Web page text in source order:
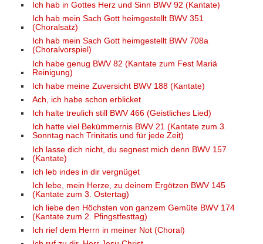
Ich hab in Gottes Herz und Sinn BWV 92 (Kantate)
Ich hab mein Sach Gott heimgestellt BWV 351
(Choralsatz)
Ich hab mein Sach Gott heimgestellt BWV 708a
(Choralvorspiel)
Ich habe genug BWV 82 (Kantate zum Fest Mariä
Reinigung)
Ich habe meine Zuversicht BWV 188 (Kantate)
Ach, ich habe schon erblicket
Ich halte treulich still BWV 466 (Geistliches Lied)
Ich hatte viel Bekümmernis BWV 21 (Kantate zum 3.
Sonntag nach Trinitatis und für jede Zeit)
Ich lasse dich nicht, du segnest mich denn BWV 157
(Kantate)
Ich leb indes in dir vergnüget
Ich lebe, mein Herze, zu deinem Ergötzen BWV 145
(Kantate zum 3. Ostertag)
Ich liebe den Höchsten von ganzem Gemüte BWV 174
(Kantate zum 2. Pfingstfesttag)
Ich rief dem Herrn in meiner Not (Choral)